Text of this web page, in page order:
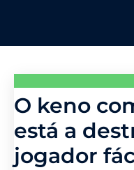
O keno
está a
jogador